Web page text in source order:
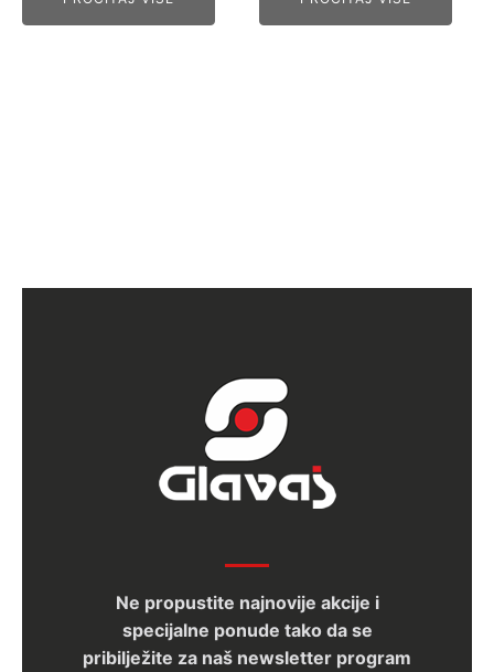
Ne propustite najnovije akcije i
specijalne ponude tako da se
pribilježite za naš newsletter program